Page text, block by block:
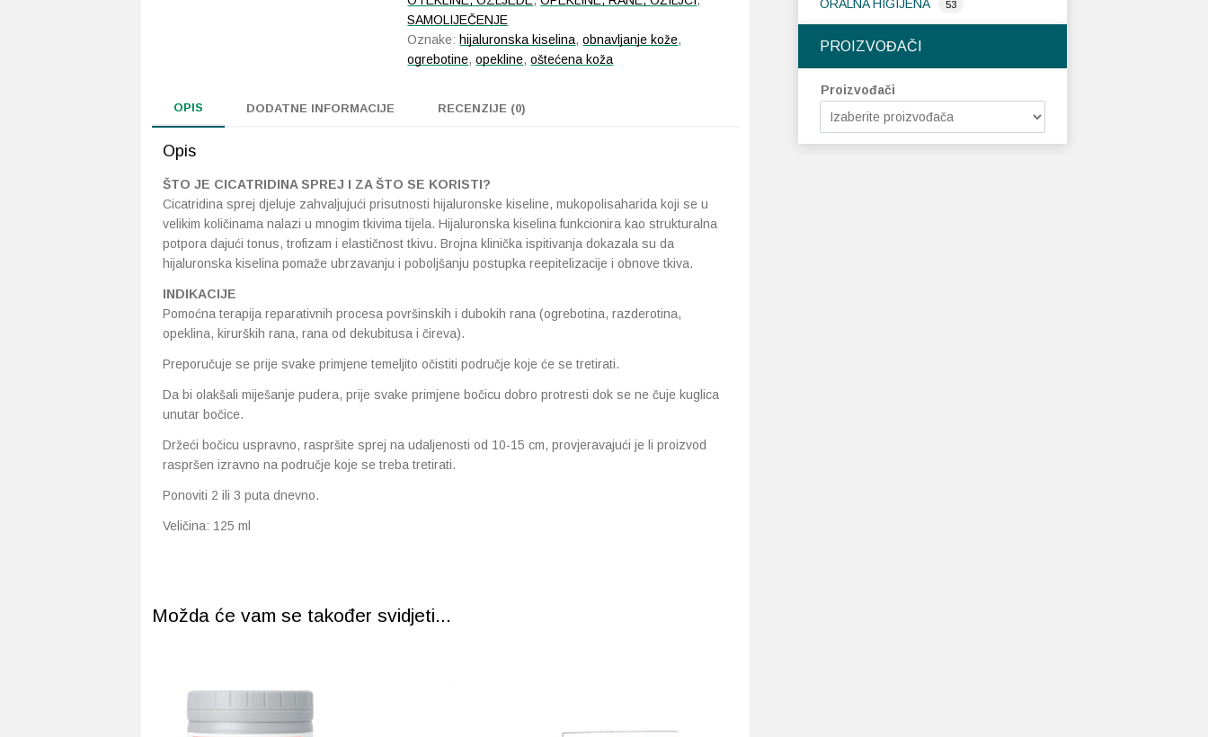
ORALNA HIGIJENA 53
PROIZVOĐAČI
Proizvođači
SAMOLIJEČENJE
Oznake: hijaluronska kiselina,obnavljanje kože,
ogrebotine,opekline,oštećena koža
OPIS DODATNE INFORMACIJE RECENZIJE (0)
Opis
ŠTO JE CICATRIDINA SPREJ I ZA ŠTO SE KORISTI?
Cicatridina sprej djeluje zahvaljujući prisutnosti hijaluronske kiseline, mukopolisaharida koji se u
velikim količinama nalazi u mnogim tkivima tijela. Hijaluronska kiselina funkcionira kao strukturalna
potpora dajući tonus, trofizam i elastičnost tkivu. Brojna klinička ispitivanja dokazala su da
hijaluronska kiselina pomaže ubrzavanju i poboljšanju postupka reepitelizacije i obnove tkiva.
INDIKACIJE
Pomoćna terapija reparativnih procesa površinskih i dubokih rana (ogrebotina, razderotina,
opeklina, kirurških rana, rana od dekubitusa i čireva).
Preporučuje se prije svake primjene temeljito očistiti područje koje će se tretirati.
Da bi olakšali miješanje pudera, prije svake primjene bočicu dobro protresti dok se ne čuje kuglica
unutar bočice.
Držeći bočicu uspravno, raspršite sprej na udaljenosti od 10-15 cm, provjeravajući je li proizvod
raspršen izravno na područje koje se treba tretirati.
Ponoviti 2 ili 3 puta dnevno.
Veličina: 125 ml
Možda će vam se također svidjeti...